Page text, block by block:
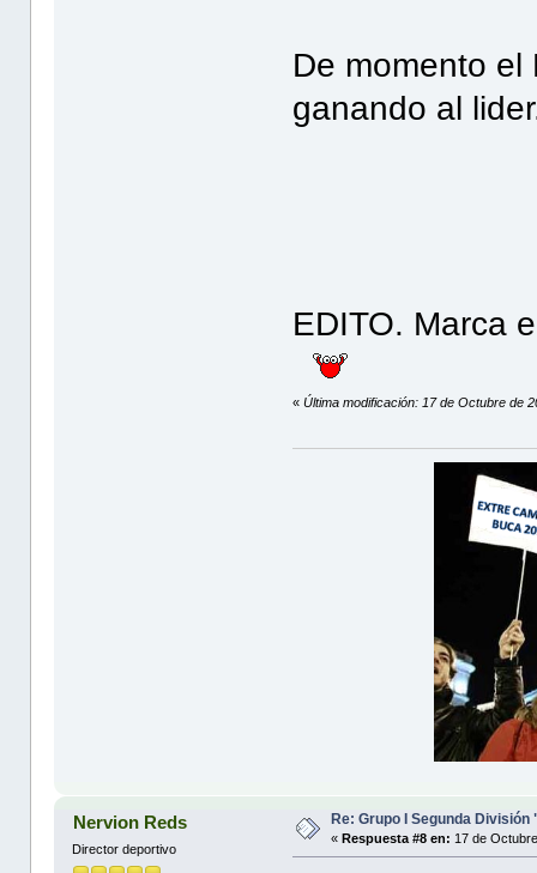
De momento el
ganando al
EDITO. Marca
«Última modificación: 17 de Octubre de
Nervion Reds
Director deportivo
Re: Grupo I Segunda División
«Respuesta #8 en: 17 de